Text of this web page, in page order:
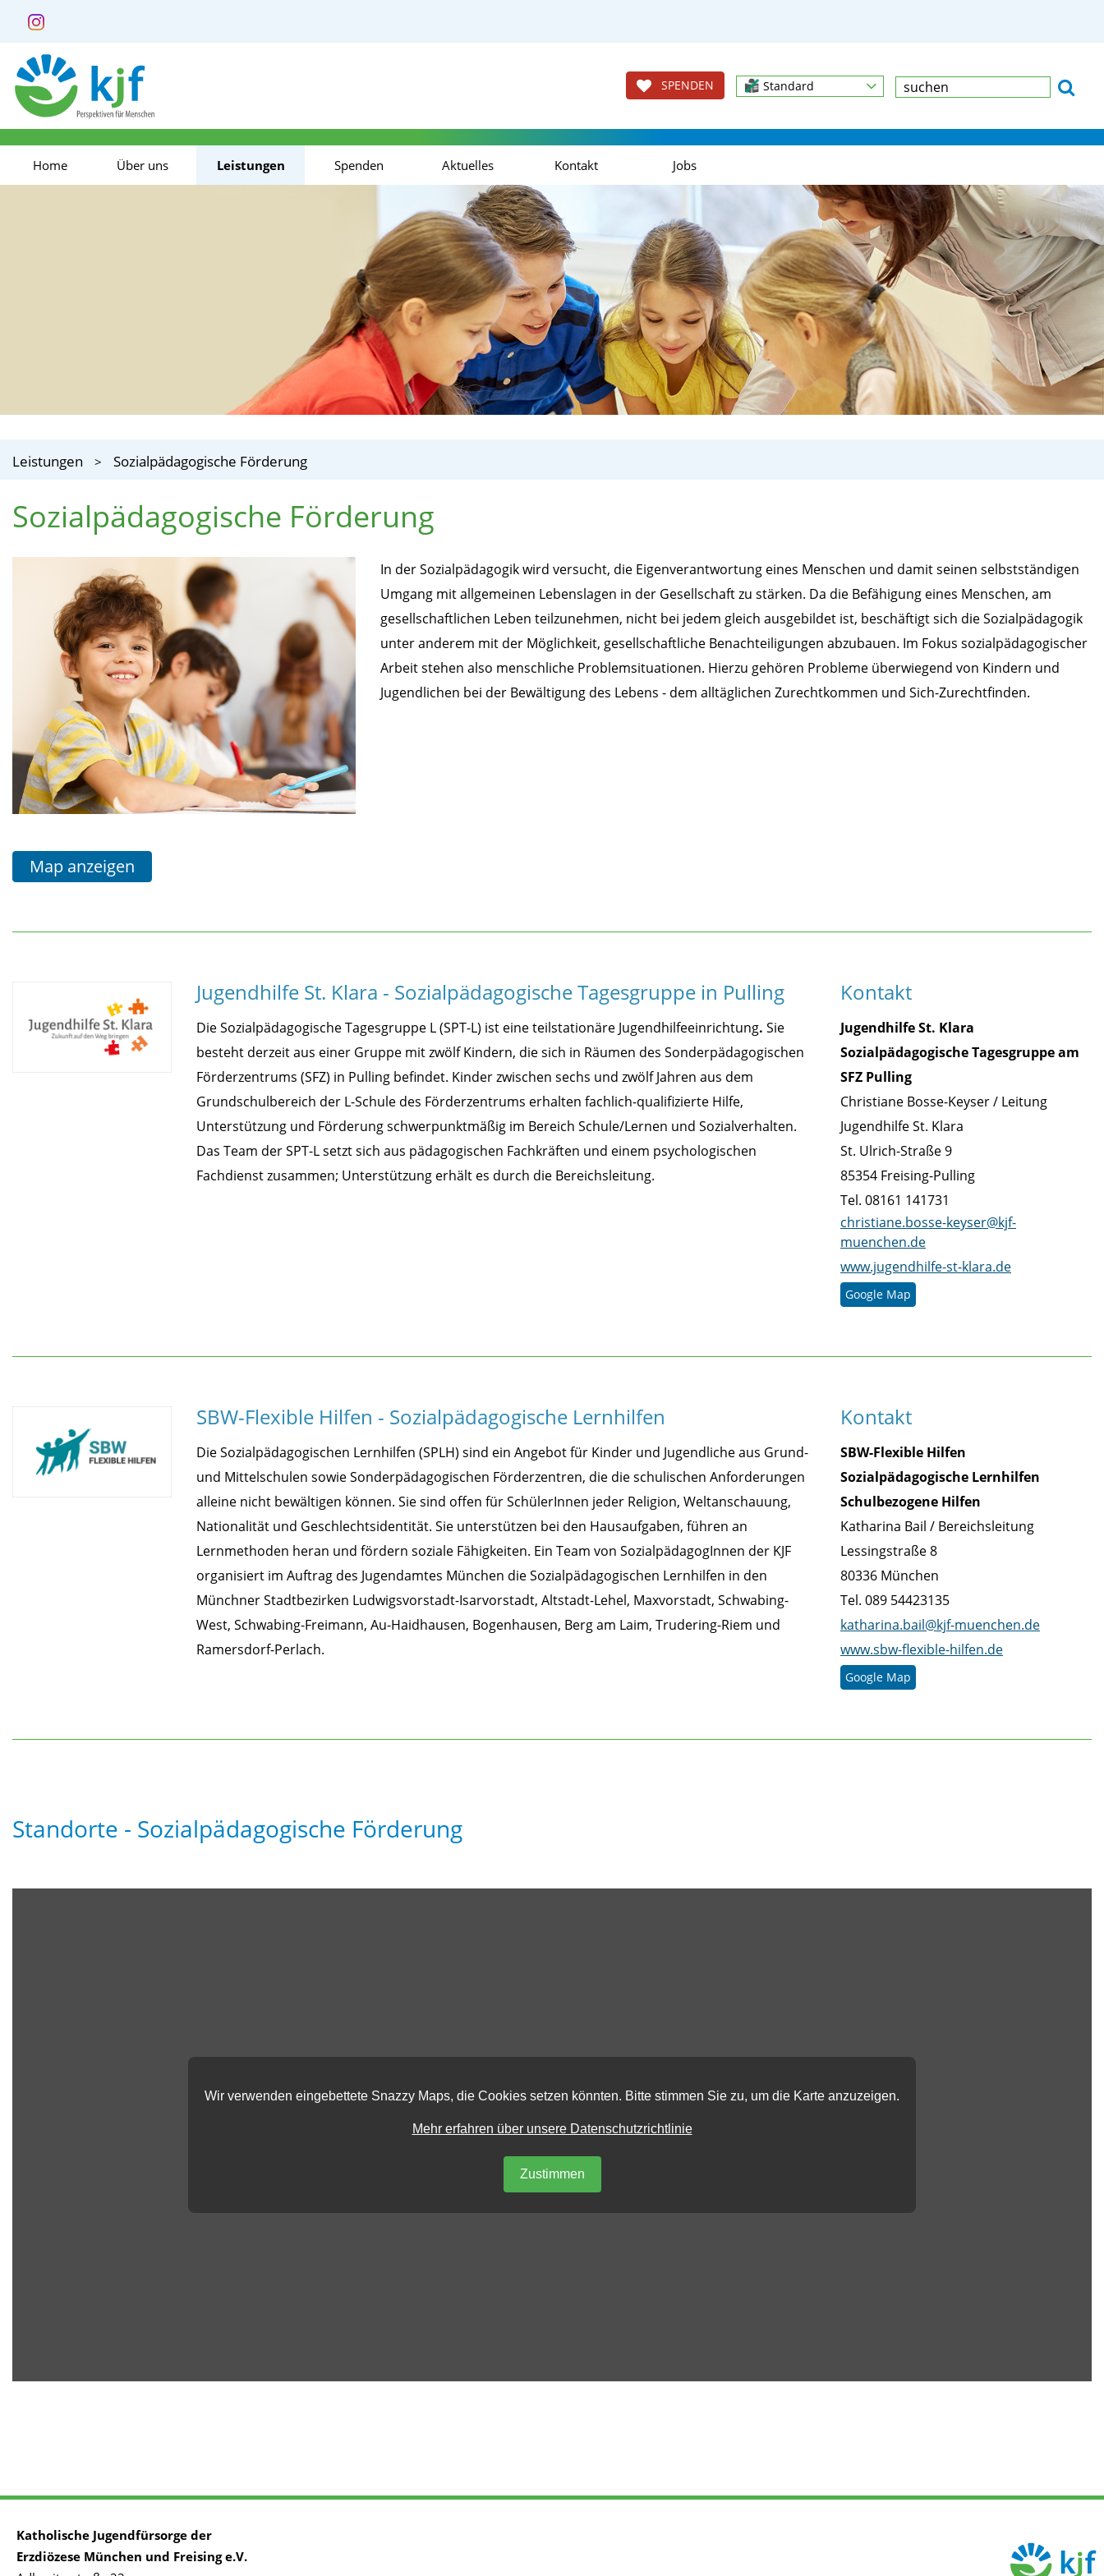
SPENDEN Standard
Home Über uns Leistungen Spenden Aktuelles Kontakt Jobs
Leistungen Sozialpädagogische Förderung
Sozialpädagogische Förderung
In der Sozialpädagogik wird versucht, die Eigenverantwortung eines Menschen und damit seinen selbstständigen
Umgang mit allgemeinen Lebenslagen in der Gesellschaft zu stärken. Da die Befähigung eines Menschen, am
gesellschaftlichen Leben teilzunehmen, nicht bei jedem gleich ausgebildet ist, beschäftigt sich die Sozialpädagogik
unter anderem mit der Möglichkeit, gesellschaftliche Benachteiligungen abzubauen. Im Fokus sozialpädagogischer
Arbeit stehen also menschliche Problemsituationen. Hierzu gehören Probleme überwiegend von Kindern und
Jugendlichen bei der Bewältigung des Lebens - dem alltäglichen Zurechtkommen und Sich-Zurechtfinden.
Map anzeigen
Jugendhilfe St. Klara - Sozialpädagogische Tagesgruppe in Pulling
Die Sozialpädagogische Tagesgruppe L (SPT-L) ist eine teilstationäre Jugendhilfeeinrichtung. Sie
besteht derzeit aus einer Gruppe mit zwölf Kindern, die sich in Räumen des Sonderpädagogischen
Förderzentrums (SFZ) in Pulling befindet. Kinder zwischen sechs und zwölf Jahren aus dem
Grundschulbereich der L-Schule des Förderzentrums erhalten fachlich-qualifizierte Hilfe,
Unterstützung und Förderung schwerpunktmäßig im Bereich Schule/Lernen und Sozialverhalten.
Das Team der SPT-L setzt sich aus pädagogischen Fachkräften und einem psychologischen
Fachdienst zusammen; Unterstützung erhält es durch die Bereichsleitung.
Kontakt
Jugendhilfe St. Klara
Sozialpädagogische Tagesgruppe am
SFZ Pulling
Christiane Bosse-Keyser / Leitung
Jugendhilfe St. Klara
St. Ulrich-Straße 9
85354 Freising-Pulling
Tel. 08161 141731
christiane.bosse-keyser@kjf-
muenchen.de
www.jugendhilfe-st-klara.de
Google Map
SBW-Flexible Hilfen - Sozialpädagogische Lernhilfen
Die Sozialpädagogischen Lernhilfen (SPLH) sind ein Angebot für Kinder und Jugendliche aus Grund-
und Mittelschulen sowie Sonderpädagogischen Förderzentren, die die schulischen Anforderungen
alleine nicht bewältigen können. Sie sind offen für SchülerInnen jeder Religion, Weltanschauung,
Nationalität und Geschlechtsidentität. Sie unterstützen bei den Hausaufgaben, führen an
Lernmethoden heran und fördern soziale Fähigkeiten. Ein Team von SozialpädagogInnen der KJF
organisiert im Auftrag des Jugendamtes München die Sozialpädagogischen Lernhilfen in den
Münchner Stadtbezirken Ludwigsvorstadt-Isarvorstadt, Altstadt-Lehel, Maxvorstadt, Schwabing-
West, Schwabing-Freimann, Au-Haidhausen, Bogenhausen, Berg am Laim, Trudering-Riem und
Ramersdorf-Perlach.
Kontakt
SBW-Flexible Hilfen
Sozialpädagogische Lernhilfen
Schulbezogene Hilfen
Katharina Bail / Bereichsleitung
Lessingstraße 8
80336 München
Tel. 089 54423135
katharina.bail@kjf-muenchen.de
www.sbw-flexible-hilfen.de
Google Map
Standorte - Sozialpädagogische Förderung
Katholische Jugendfürsorge der
Erzdiözese München und Freising e.V.